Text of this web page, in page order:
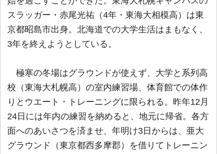
スラッガー・赤尾光祐（4年・東海大相模高）は東
京都昭島市出身。北海道での大学生活はまもなく、
3年を終えようとしている。
極寒の冬場はグラウンドが使えず、大学と系列高
校（東海大札幌高）の室内練習場、体育館での体作
りとウエート・トレーニングに限られる。昨年12月
24日には年内の練習を納めると、地元に帰省。各方
面へのあいさつを済ませ、年明け3日からは、亜大
グラウンド（東京都西多摩郡）を借りてトレーニン